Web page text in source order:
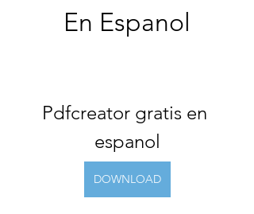
En Espanol
Pdfcreator gratis en
espanol
DOWNLOAD